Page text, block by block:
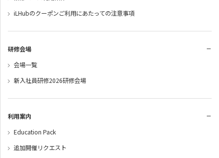
iLHubのクーポンご利用にあたっての注意事項
研修会場
会場一覧
新入社員研修2026研修会場
利用案内
Education Pack
追加開催リクエスト